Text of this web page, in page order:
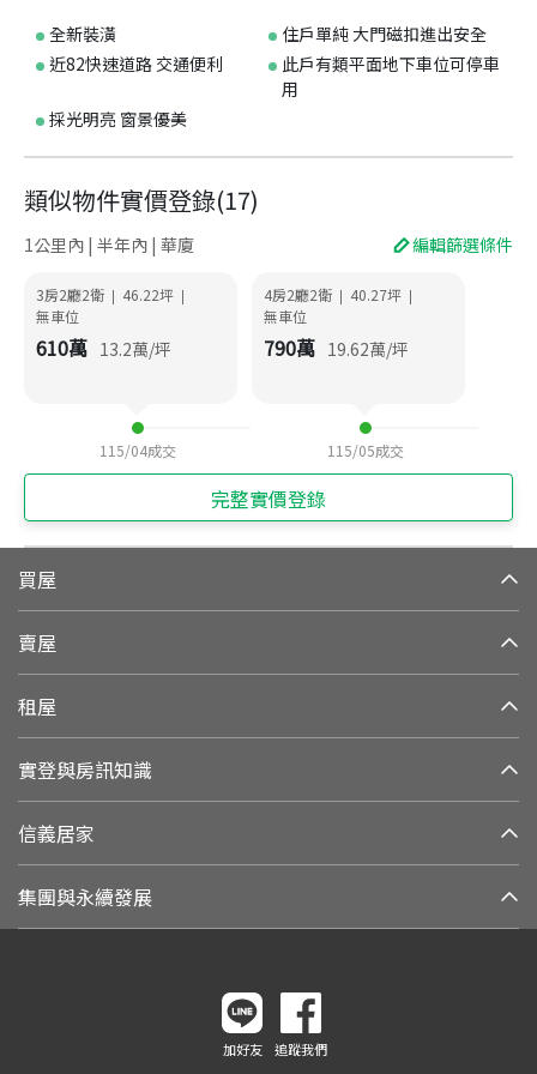
全新裝潢
住戶單純 大門磁扣進出安全
近82快速道路 交通便利
此戶有類平面地下車位可停車
用
採光明亮 窗景優美
類似物件實價登錄(17)
1公里內 | 半年內 | 華廈 編輯篩選條件
3房2廳2衛 | 46.22坪 |
無車位
610萬 13.2萬/坪
115/04成交
4房2廳2衛 | 40.27坪 |
無車位
790萬 19.62萬/坪
115/05成交
完整實價登錄
買屋
賣屋
租屋
實登與房訊知識
信義居家
集團與永續發展
加好友 追蹤我們